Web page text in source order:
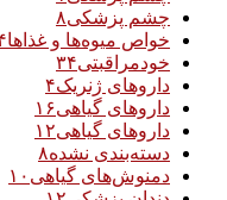
چشم پزشکی۸
خواص میوه‌ها و غذاها
خودمراقبتی۳۴
داروهای ژنریک۴
داروهای گیاهی۱۶
داروهای گیاهی۱۲
دسته‌بندی نشده۸
دمنوش‌های گیاهی ۱۰